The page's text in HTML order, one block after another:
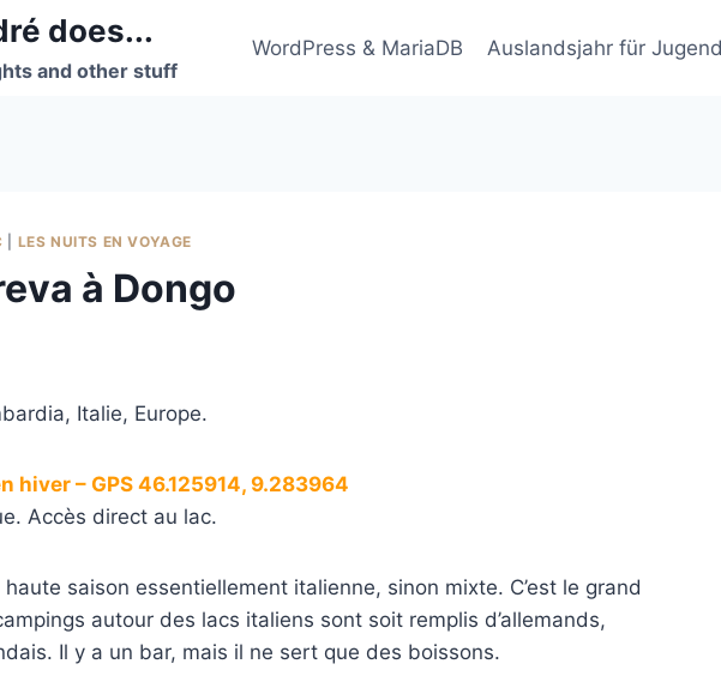
does...
and other stuff
WordPress & MariaDB Auslandsjahr für
LES NUITS EN VOYAGE
à Dongo
Italie, Europe.
hiver – GPS 46.125914, 9.283964
Accès direct au lac.
saison essentiellement italienne, sinon mixte. C’est le grand
autour des lacs italiens sont soit remplis d’allemands,
Il y a un bar, mais il ne sert que des boissons.